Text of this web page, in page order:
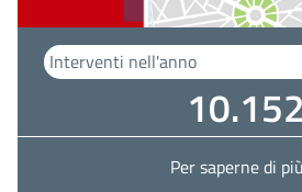
Interventi nell'anno
10.152
Per saperne di più